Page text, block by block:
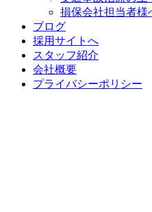
損保会社担当者様
ブログ
採用サイトへ
スタッフ紹介
会社概要
プライバシーポリシー